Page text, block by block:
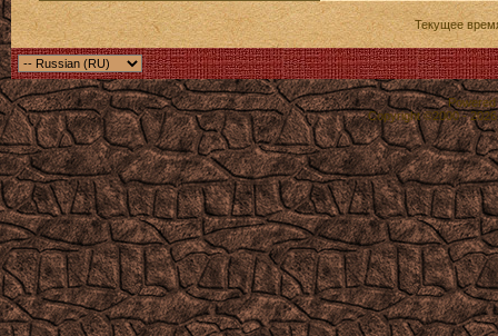
Текущее
Powered
Copyright ©2000 -